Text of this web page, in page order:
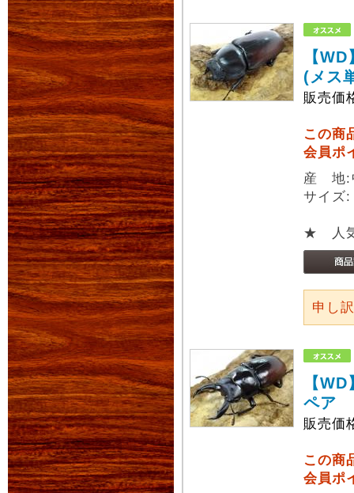
【
(メス
販売価
この商
会員ポ
産 地:
サイズ
★ 人気
申し
【
ペア
販売価
この商
会員ポ